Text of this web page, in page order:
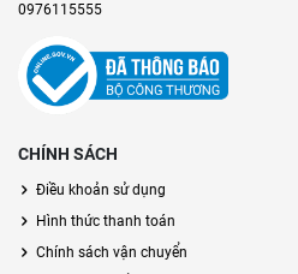
0976115555
CHÍNH SÁCH
Điều khoản sử dụng
Hình thức thanh toán
Chính sách vận chuyển